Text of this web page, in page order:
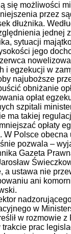
się możliwości
przez
dłużnika.
jednej z
sytuacji
jego
i egzekucji w
najuboższe
obniżanie
opłat
szpitali
ma takiej
opłaty
W Polsce obecna
pozwala –
Gazeta
a ustawa nie
ani
w
w rozmowie z
prac